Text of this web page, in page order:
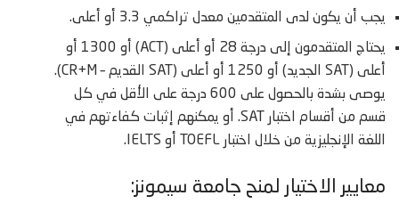
يجب أن يكون لدى المتقدمين معدل تراكمي 3.3 أو أعلى.
يحتاج المتقدمون إلى درجة 28 أو أعلى (ACT) أو 1300 أو
أعلى (SAT الجديد) أو 1250 أو أعلى (SAT القديم – CR+M).
يوصى بشدة بالحصول على 600 درجة على الأقل في كل
قسم من أقسام اختبار SAT. أو يمكنهم إثبات كفاءتهم في
اللغة الإنجليزية من خلال اختبار TOEFL أو IELTS.
معايير الاختيار لمنح جامعة سيمونز: